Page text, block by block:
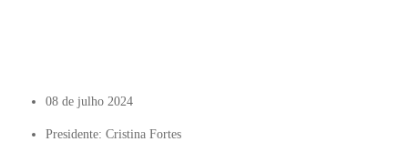
08 de julho 2024
Presidente: Cristina Fortes